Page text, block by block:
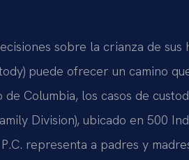
sobre la crianza de sus
puede ofrecer un camino
Columbia, los casos de
Division), ubicado en 500
representa a padres y